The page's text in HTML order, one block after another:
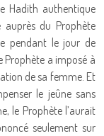
Hadith authentique
du Prophète
pendant le jour de
Prophète a imposé à
de sa femme. Et
le jeûne sans
le Prophète l’aurait
seulement sur